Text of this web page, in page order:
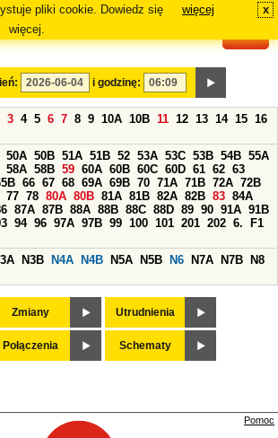
pliki cookie. Dowiedz się
więcej.
więcej x
i godzinę:
3 4 5 6 7 8 9 10A 10B 11 12 13 14 15 16
50A 50B 51A 51B 52 53A 53C 53B 54B 55A
58A 58B 59 60A 60B 60C 60D 61 62 63
66 67 68 69A 69B 70 71A 71B 72A 72B
77 78 80A 80B 81A 81B 82A 82B 83 84A
87A 87B 88A 88B 88C 88D 89 90 91A 91B
94 96 97A 97B 99 100 101 201 202 6.
F1
N3B N4A N4B N5A N5B N6 N7A N7B
N8
Zmiany Utrudnienia
Połączenia Schematy
Pomoc